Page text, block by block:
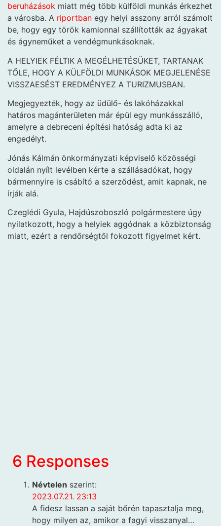
beruházások miatt még több külföldi munkás érkezhet
a városba. A riportban egy helyi asszony arról számolt
be, hogy egy török kamionnal szállították az ágyakat
és ágyneműket a vendégmunkásoknak.
A HELYIEK FÉLTIK A MEGÉLHETÉSÜKET, TARTANAK
TŐLE, HOGY A KÜLFÖLDI MUNKÁSOK MEGJELENÉSE
VISSZAESÉST EREDMÉNYEZ A TURIZMUSBAN.
Megjegyezték, hogy az üdülő- és lakóházakkal
határos magánterületen már épül egy munkásszálló,
amelyre a debreceni építési hatóság adta ki az
engedélyt.
Jónás Kálmán önkormányzati képviselő közösségi
oldalán nyílt levélben kérte a szállásadókat, hogy
bármennyire is csábító a szerződést, amit kapnak, ne
írják alá.
Czeglédi Gyula, Hajdúszoboszló polgármestere úgy
nyilatkozott, hogy a helyiek aggódnak a közbiztonság
miatt, ezért a rendőrségtől fokozott figyelmet kért.
6 Responses
Névtelen szerint:
2023.07.21. 23:13
A fidesz lassan a saját bőrén tapasztalja meg,
hogy milyen az, amikor a fagyi visszanyal…